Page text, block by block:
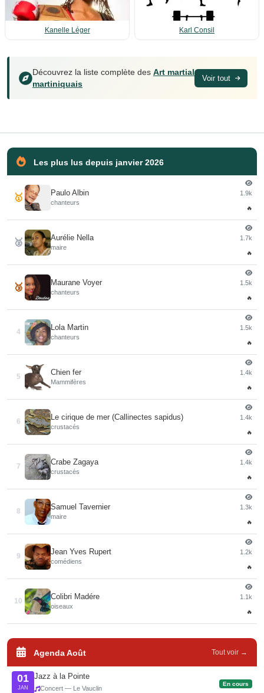
Kanelle Léger Karl Consil
Découvrez la liste complète des Art martial
martiniquais
Voir tout
Les plus lus depuis janvier 2026
🥇 Paulo Albin
chanteurs
1.9k
🔥
🥈 Aurélie Nella
maire
1.7k
🔥
🥉 Maurane Voyer
chanteurs
1.5k
🔥
4
Lola Martin
chanteurs
1.5k
🔥
5
Chien fer
Mammifères
1.4k
🔥
6
Le cirique de mer (Callinectes sapidus)
crustacés
1.4k
🔥
7
Crabe Zagaya
crustacés
1.4k
🔥
8
Samuel Tavernier
maire
1.3k
🔥
9
Jean Yves Rupert
comédiens
1.2k
🔥
10
Colibri Madére
oiseaux
1.1k
🔥
Agenda Août Tout voir →
01
JAN
Jazz à la Pointe
Concert — Le Vauclin
En cours